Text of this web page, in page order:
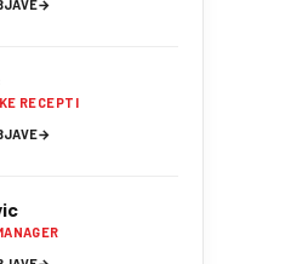
→
RECEPTI
→